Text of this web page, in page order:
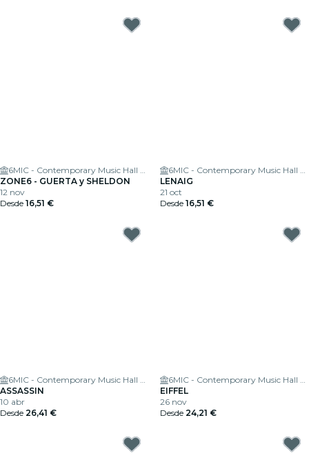
6MIC - Contemporary Music Hall of the Pays d'Aix
ZONE6 - GUERTA y SHELDON
12 nov
Desde 16,51 €
6MIC - Contemporary Music Hall of the Pays d'Aix
LENAIG
21 oct
Desde 16,51 €
6MIC - Contemporary Music Hall of the Pays d'Aix
ASSASSIN
10 abr
Desde 26,41 €
6MIC - Contemporary Music Hall of the Pays d'Aix
EIFFEL
26 nov
Desde 24,21 €